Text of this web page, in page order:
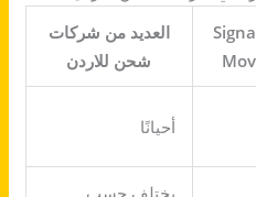
العديد من شركات
شحن للاردن
أحيانًا
يختلف حسب